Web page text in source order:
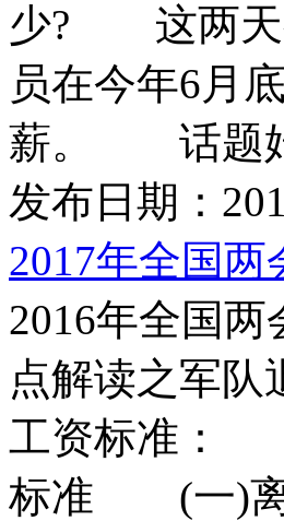
少? 这两天
员在今年6月
薪。 话题始
发布日期：
2017年全国
2016年全国
点解读之军
工资标准：
标准 (一)离